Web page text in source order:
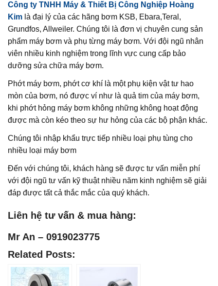
Công ty TNHH Máy & Thiết Bị Công Nghiệp Hoàng
Kim là đại lý của các hãng bơm KSB, Ebara,Teral,
Grundfos, Allweiler. Chúng tôi là đơn vị chuyên cung sản
phẩm máy bơm và phụ từng máy bơm. Với đội ngũ nhân
viên nhiều kinh nghiệm trong lĩnh vực cung cấp bảo
dưỡng sửa chữa máy bơm.
Phớt máy bơm, phớt cơ khí là một phụ kiện vật tư hao
mòn của bơm, nó được ví như là quả tim của máy bơm,
khi phớt hỏng máy bơm không những không hoạt động
được mà còn kéo theo sự hư hỏng của các bộ phận khác.
Chúng tôi nhập khẩu trực tiếp nhiều loại phụ tùng cho
nhiều loại máy bơm
Đến với chúng tôi, khách hàng sẽ được tư vấn miễn phí
với đội ngũ tư vấn kỹ thuật nhiều năm kinh nghiệm sẽ giải
đáp được tất cả thắc mắc của quý khách.
Liên hệ tư vấn & mua hàng:
Mr An – 0919023775
Related Posts: